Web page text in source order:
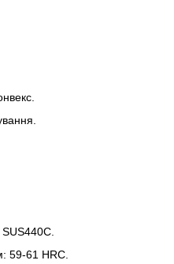
SUS440С.
59-61 HRC.